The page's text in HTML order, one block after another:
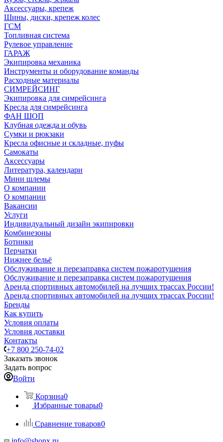
Аксессуары, крепеж
Шины, диски, крепеж колес
ГСМ
Топливная система
Рулевое управление
ГАРАЖ
Экипировка механика
Инструменты и оборудование команды
Расходные материалы
СИМРЕЙСИНГ
Экипировка для симрейсинга
Кресла для симрейсинга
ФАН ШОП
Клубная одежда и обувь
Сумки и рюкзаки
Кресла офисные и складные, пуфы
Самокаты
Аксессуары
Литература, календари
Мини шлемы
О компании
О компании
Вакансии
Услуги
Индивидуальный дизайн экипировки
Комбинезоны
Ботинки
Перчатки
Нижнее бельё
Обслуживание и перезаправка систем пожаротушения
Обслуживание и перезаправка систем пожаротушения
Аренда спортивных автомобилей на лучших трассах России!
Аренда спортивных автомобилей на лучших трассах России!
Бренды
Как купить
Условия оплаты
Условия доставки
Контакты
+7 800 250-74-02
Заказать звонок
Задать вопрос
Войти
Корзина0
Избранные товары0
Сравнение товаров0